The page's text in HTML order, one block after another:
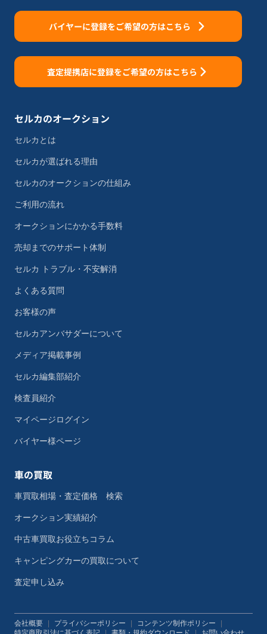
バイヤーに登録をご希望の方はこちら
査定提携店に登録をご希望の方はこちら
セルカのオークション
セルカとは
セルカが選ばれる理由
セルカのオークションの仕組み
ご利用の流れ
オークションにかかる手数料
売却までのサポート体制
セルカ トラブル・不安解消
よくある質問
お客様の声
セルカアンバサダーについて
メディア掲載事例
セルカ編集部紹介
検査員紹介
マイページログイン
バイヤー様ページ
車の買取
車買取相場・査定価格 検索
オークション実績紹介
中古車買取お役立ちコラム
キャンピングカーの買取について
査定申し込み
会社概要 プライバシーポリシー コンテンツ制作ポリシー